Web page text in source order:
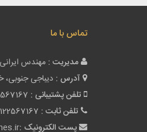
تماس با ما
مدیریت : مهندس ایرانی
آدرس : دیباجی جنوبی،
تلفن پشتیبانی :
تلفن ثابت :
پست الکترونیک :